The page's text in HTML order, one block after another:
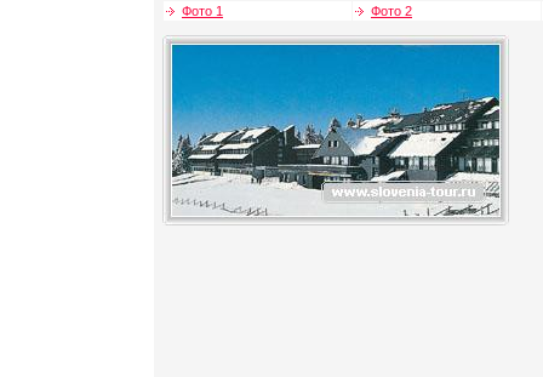
Фото 1 Фото 2